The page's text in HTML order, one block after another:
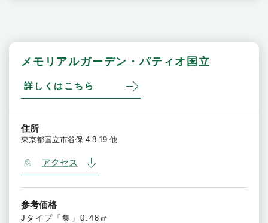
メモリアルガーデン・パティオ国立
詳しくはこちら
住所
東京都国立市谷保 4-8-19 他
アクセス
参考価格
Jタイプ「集」0.48㎡